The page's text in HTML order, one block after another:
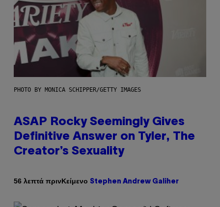
PHOTO BY MONICA SCHIPPER/GETTY IMAGES
ASAP Rocky Seemingly Gives
Definitive Answer on Tyler, The
Creator’s Sexuality
56 λεπτά πρινΚείμενο Stephen Andrew Galiher